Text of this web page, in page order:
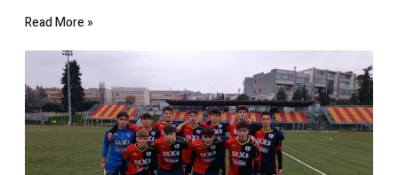
Read More »